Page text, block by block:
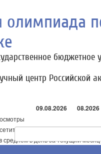
олимпиада
бюджетное
центр Российской
09.08.2026 08.2026
среднем в день за текущий месяц